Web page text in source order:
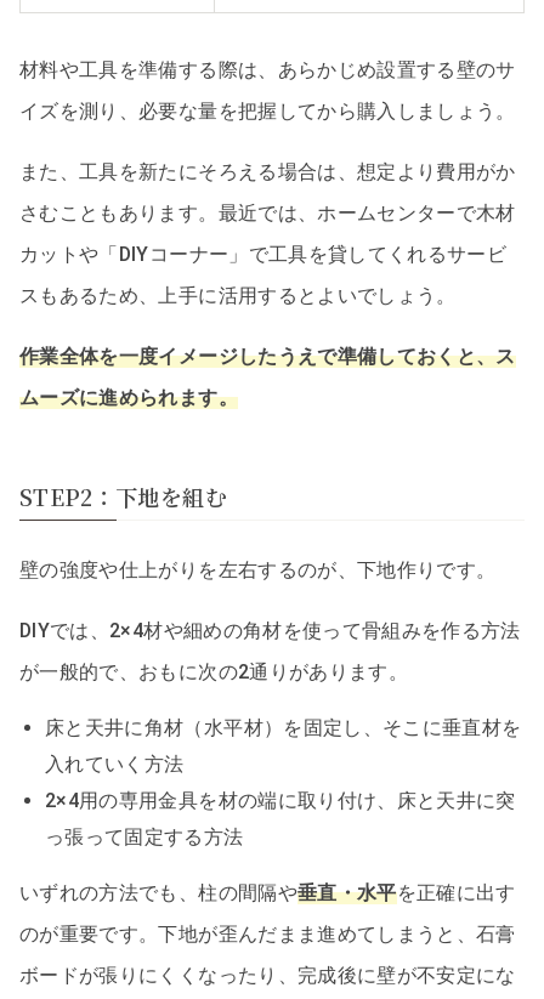
材料や工具を準備する際は、あらかじめ設置する壁のサ
イズを測り、必要な量を把握してから購入しましょう。
また、工具を新たにそろえる場合は、想定より費用がか
さむこともあります。最近では、ホームセンターで木材
カットや「DIYコーナー」で工具を貸してくれるサービ
スもあるため、上手に活用するとよいでしょう。
作業全体を一度イメージしたうえで準備しておくと、ス
ムーズに進められます。
STEP2：下地を組む
壁の強度や仕上がりを左右するのが、下地作りです。
DIYでは、2×4材や細めの角材を使って骨組みを作る方法
が一般的で、おもに次の2通りがあります。
床と天井に角材（水平材）を固定し、そこに垂直材を
入れていく方法
2×4用の専用金具を材の端に取り付け、床と天井に突
っ張って固定する方法
いずれの方法でも、柱の間隔や垂直・水平を正確に出す
のが重要です。下地が歪んだまま進めてしまうと、石膏
ボードが張りにくくなったり、完成後に壁が不安定にな